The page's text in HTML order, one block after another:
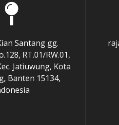
Santang gg.
RT.01/RW.01,
Jatiuwung, Kota
Banten 15134,